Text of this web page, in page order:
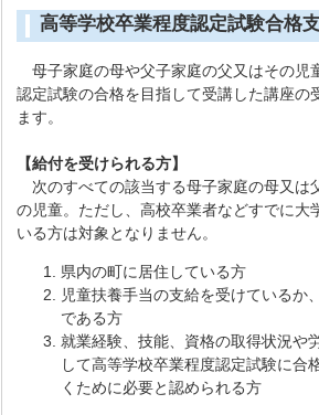
高等学校卒業程度認定試験合格
母子家庭の母や父子家庭の父又はその児
認定試験の合格を目指して受講した講座の
ます。
【給付を受けられる方】
次のすべての該当する母子家庭の母又は
の児童。ただし、高校卒業者などすでに大
いる方は対象となりません。
県内の町に居住している方
児童扶養手当の支給を受けているか
である方
就業経験、技能、資格の取得状況や
して高等学校卒業程度認定試験に合
くために必要と認められる方